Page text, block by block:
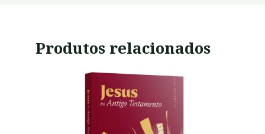
Produtos relacionados